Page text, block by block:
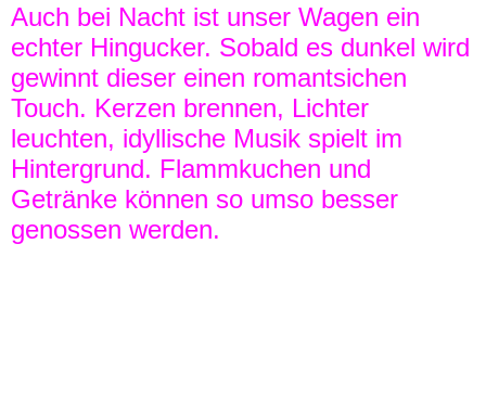
Auch bei Nacht ist unser Wagen ein
echter Hingucker. Sobald es dunkel wird
gewinnt dieser einen romantsichen
Touch. Kerzen brennen, Lichter
leuchten, idyllische Musik spielt im
Hintergrund. Flammkuchen und
Getränke können so umso besser
genossen werden.